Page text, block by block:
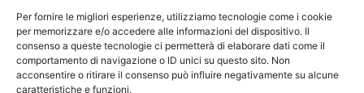
Per fornire le migliori esperienze, utilizziamo tecnologie come i cookie
per memorizzare e/o accedere alle informazioni del dispositivo. Il
consenso a queste tecnologie ci permetterà di elaborare dati come il
comportamento di navigazione o ID unici su questo sito. Non
acconsentire o ritirare il consenso può influire negativamente su alcune
caratteristiche e funzioni.
Direttore Editoriale: Maurizio Scaglione
Direttore Responsabile: Maria Calabrese